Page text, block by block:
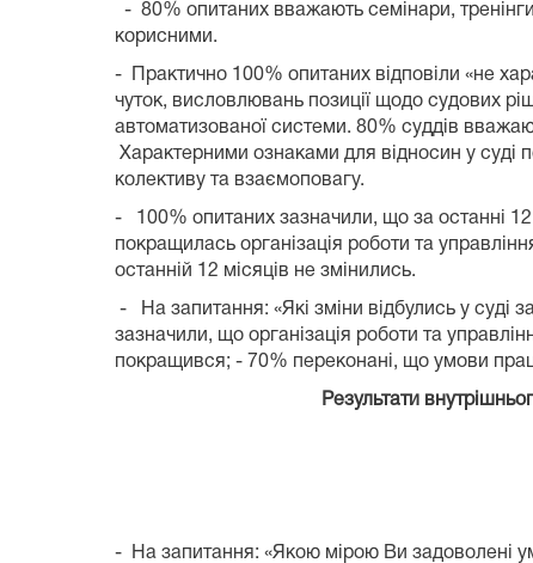
- 80% опитаних вважають семінари,
-
Практично 100% опитаних відповіли «не
чуток, висловлювань позиції щодо судових
автоматизованої системи. 80% суддів
Характерними ознаками для відносин у суді
колективу
-
100% опитаних зазначили, що за останні
покращилась організація роботи та
останній 12 місяців не
-
На запитання: «Які зміни відбулись у суді
зазначили, що організація роботи та
покращився; - 70% переконані, що умови
Результати
-
На запитання: «Якою мірою Ви задоволені